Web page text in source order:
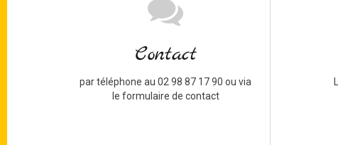
Contact
par téléphone au 02 98 87 17 90 ou via
le formulaire de contact